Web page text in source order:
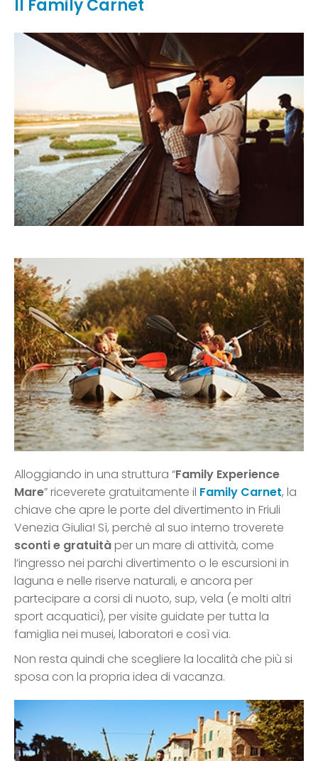
Il Family Carnet
Alloggiando in una struttura “Family Experience
Mare” riceverete gratuitamente il Family Carnet, la
chiave che apre le porte del divertimento in Friuli
Venezia Giulia! Sì, perché al suo interno troverete
sconti e gratuitàper un mare di attività, come
l’ingresso nei parchi divertimento o le escursioni in
laguna e nelle riserve naturali, e ancora per
partecipare a corsi di nuoto, sup, vela (e molti altri
sport acquatici), per visite guidate per tutta la
famiglia nei musei, laboratori e così via.
Non resta quindi che scegliere la località che più si
sposa con la propria idea di vacanza.